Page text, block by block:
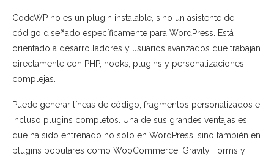
CodeWP no es un plugin instalable, sino un asistente de
código diseñado específicamente para WordPress. Está
orientado a desarrolladores y usuarios avanzados que trabajan
directamente con PHP, hooks, plugins y personalizaciones
complejas.
Puede generar líneas de código, fragmentos personalizados e
incluso plugins completos. Una de sus grandes ventajas es
que ha sido entrenado no solo en WordPress, sino también en
plugins populares como WooCommerce, Gravity Forms y